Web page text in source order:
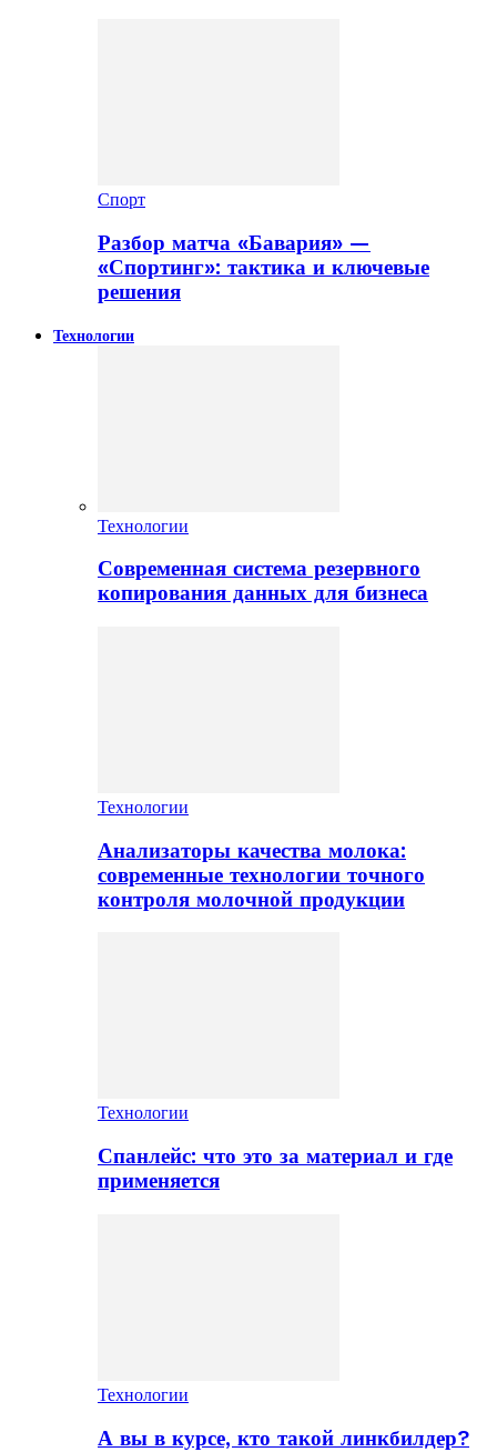
Спорт
Разбор матча «Бавария» —
«Спортинг»: тактика и ключевые
решения
Технологии
Технологии
Современная система резервного
копирования данных для бизнеса
Технологии
Анализаторы качества молока:
современные технологии точного
контроля молочной продукции
Технологии
Спанлейс: что это за материал и где
применяется
Технологии
А вы в курсе, кто такой линкбилдер?